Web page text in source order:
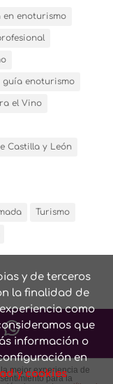
y de terceros
la finalidad de
como
que
información o
en
y cookies
en enoturismo
guía enoturismo
el Vino
Castilla y León
Turismo
mejor experiencia de
para la